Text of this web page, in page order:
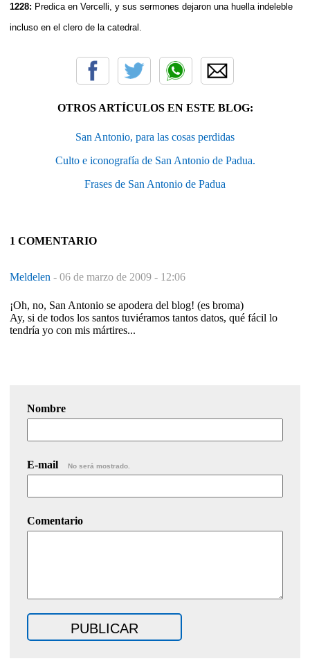
1228: Predica en Vercelli, y sus sermones dejaron una huella indeleble
incluso en el clero de la catedral.
OTROS ARTÍCULOS EN ESTE BLOG:
San Antonio, para las cosas perdidas
Culto e iconografía de San Antonio de Padua.
Frases de San Antonio de Padua
1 COMENTARIO
Meldelen - 06 de marzo de 2009 - 12:06
¡Oh, no, San Antonio se apodera del blog! (es broma)
Ay, si de todos los santos tuviéramos tantos datos, qué fácil lo
tendría yo con mis mártires...
Nombre
E-mail No será mostrado.
Comentario